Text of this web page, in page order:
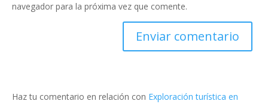
navegador para la próxima vez que comente.
Haz tu comentario en relación con Exploración turística en